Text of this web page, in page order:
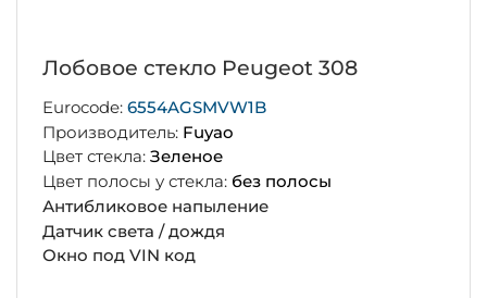
Лобовое стекло Peugeot 308
Eurocode: 6554AGSMVW1B
Производитель: Fuyao
Цвет стекла: Зеленое
Цвет полосы у стекла: без полосы
Антибликовое напыление
Датчик света / дождя
Окно под VIN код